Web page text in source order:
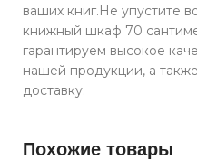
ваших книг.Не упустите
книжный шкаф 70
гарантируем высокое
нашей продукции, а
доставку.
Похожие товары